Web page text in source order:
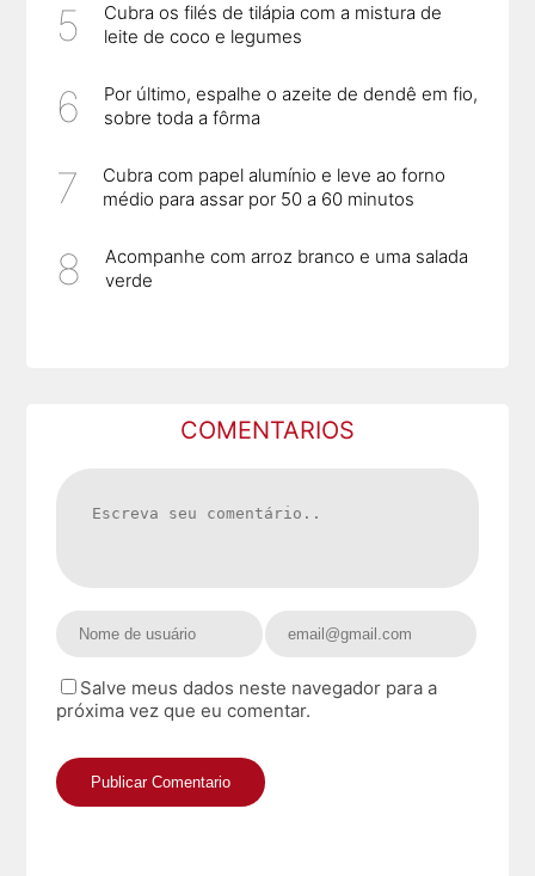
Cubra os filés de tilápia com a mistura de
leite de coco e legumes
Por último, espalhe o azeite de dendê em fio,
sobre toda a fôrma
Cubra com papel alumínio e leve ao forno
médio para assar por 50 a 60 minutos
Acompanhe com arroz branco e uma salada
verde
COMENTARIOS
Salve meus dados neste navegador para a
próxima vez que eu comentar.